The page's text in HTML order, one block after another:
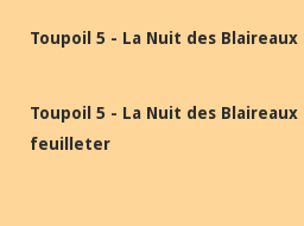
Toupoil 5 - La Nuit des Blaireaux
Toupoil 5 - La Nuit des
feuilleter